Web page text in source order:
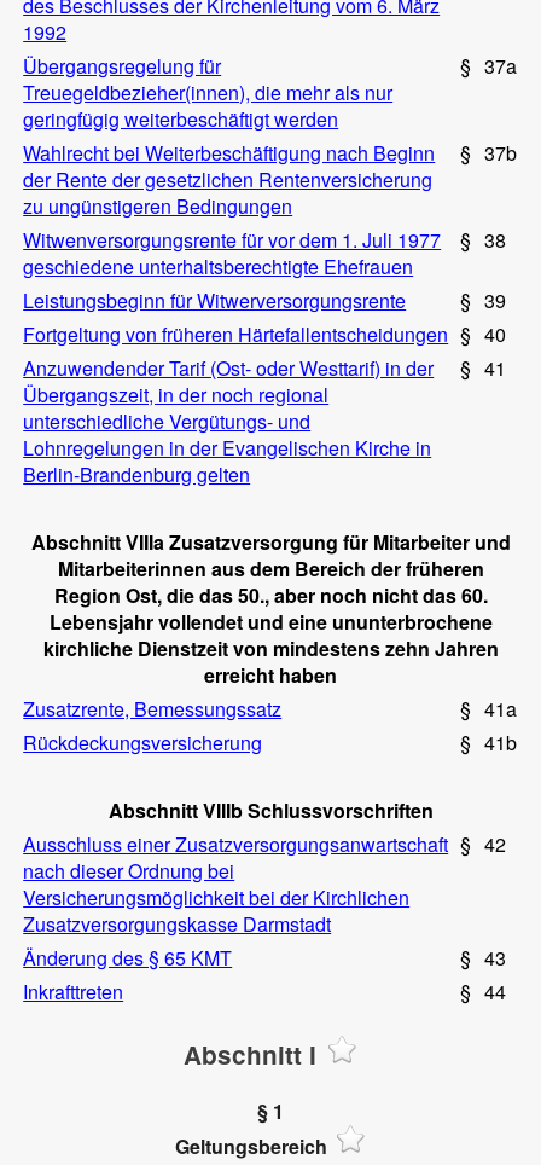
1992
Übergangsregelung für
Treuegeldbezieher(innen), die mehr als nur
geringfügig weiterbeschäftigt werden
§ 37a
Wahlrecht bei Weiterbeschäftigung nach Beginn
der Rente der gesetzlichen Rentenversicherung
zu ungünstigeren Bedingungen
§ 37b
Witwenversorgungsrente für vor dem 1. Juli 1977
geschiedene unterhaltsberechtigte Ehefrauen
§ 38
Leistungsbeginn für Witwerversorgungsrente § 39
Fortgeltung von früheren Härtefallentscheidungen § 40
Anzuwendender Tarif (Ost- oder Westtarif) in der
Übergangszeit, in der noch regional
unterschiedliche Vergütungs- und
Lohnregelungen in der Evangelischen Kirche in
Berlin-Brandenburg gelten
§ 41
Abschnitt VIIIa Zusatzversorgung für Mitarbeiter und
Mitarbeiterinnen aus dem Bereich der früheren
Region Ost, die das 50., aber noch nicht das 60.
Lebensjahr vollendet und eine ununterbrochene
kirchliche Dienstzeit von mindestens zehn Jahren
erreicht haben
Zusatzrente, Bemessungssatz
§ 41a
Rückdeckungsversicherung
§ 41b
Abschnitt VIIIb Schlussvorschriften
Ausschluss einer Zusatzversorgungsanwartschaft
nach dieser Ordnung bei
Versicherungsmöglichkeit bei der Kirchlichen
Zusatzversorgungskasse Darmstadt
§ 42
Änderung des § 65 KMT § 43
Inkrafttreten
§ 44
Abschnitt I
§ 1
Geltungsbereich